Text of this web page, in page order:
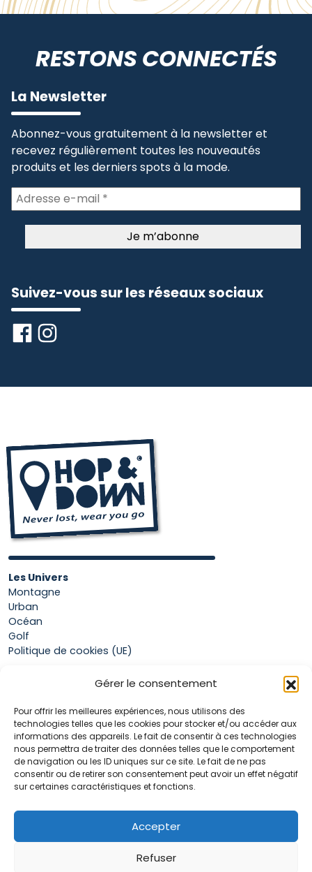
Gérer le consentement
Pour offrir les meilleures expériences, nous utilisons des
technologies telles que les cookies pour stocker et/ou accéder aux
informations des appareils. Le fait de consentir à ces technologies
nous permettra de traiter des données telles que le comportement
de navigation ou les ID uniques sur ce site. Le fait de ne pas
consentir ou de retirer son consentement peut avoir un effet négatif
sur certaines caractéristiques et fonctions.
Accepter
Refuser
RESTONS CONNECTÉS
La Newsletter
Abonnez-vous gratuitement à la newsletter et
recevez régulièrement toutes les nouveautés
produits et les derniers spots à la mode.
Suivez-vous sur les réseaux sociaux
Les Univers
Montagne
Urban
Océan
Golf
Politique de cookies (UE)
Mon compte
Panier
Conditions générales de vente
La marque Hop & Down
Plan du site